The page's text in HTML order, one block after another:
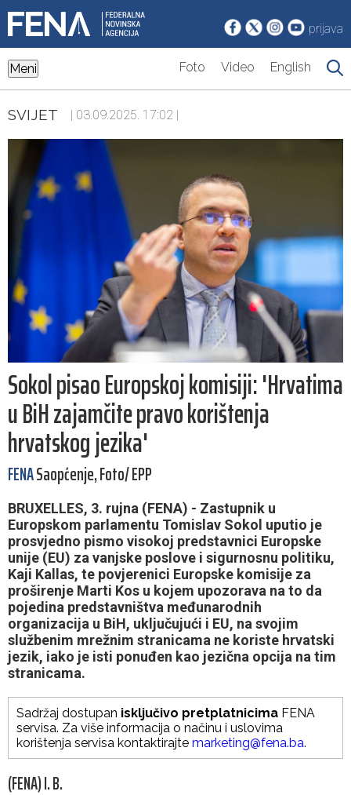
prijava
Meni Foto Video English
SVIJET | 03.09.2025. 17:02 |
Sokol pisao Europskoj komisiji: 'Hrvatima
u BiH zajamčite pravo korištenja
hrvatskog jezika'
FENASaopćenje, Foto/ EPP
BRUXELLES, 3. rujna (FENA) - Zastupnik u
Europskom parlamentu Tomislav Sokol uputio je
prosvjedno pismo visokoj predstavnici Europske
unije (EU) za vanjske poslove i sigurnosnu politiku,
Kaji Kallas, te povjerenici Europske komisije za
proširenje Marti Kos u kojem upozorava na to da
pojedina predstavništva međunarodnih
organizacija u BiH, uključujući i EU, na svojim
službenim mrežnim stranicama ne koriste hrvatski
jezik, iako je isti ponuđen kao jezična opcija na tim
stranicama.
Sadržaj dostupan isključivo pretplatnicima FENA
servisa. Za više informacija o načinu i uslovima
korištenja servisa kontaktirajte marketing@fena.ba.
(FENA) I. B.